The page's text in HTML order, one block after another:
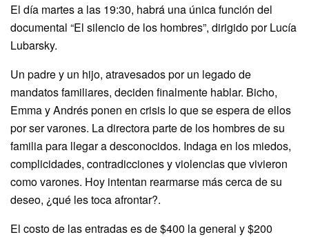
El día martes a las 19:30, habrá una única función del
documental “El silencio de los hombres”, dirigido por Lucía
Lubarsky.
Un padre y un hijo, atravesados por un legado de
mandatos familiares, deciden finalmente hablar. Bicho,
Emma y Andrés ponen en crisis lo que se espera de ellos
por ser varones. La directora parte de los hombres de su
familia para llegar a desconocidos. Indaga en los miedos,
complicidades, contradicciones y violencias que vivieron
como varones. Hoy intentan rearmarse más cerca de su
deseo, ¿qué les toca afrontar?.
El costo de las entradas es de $400 la general y $200